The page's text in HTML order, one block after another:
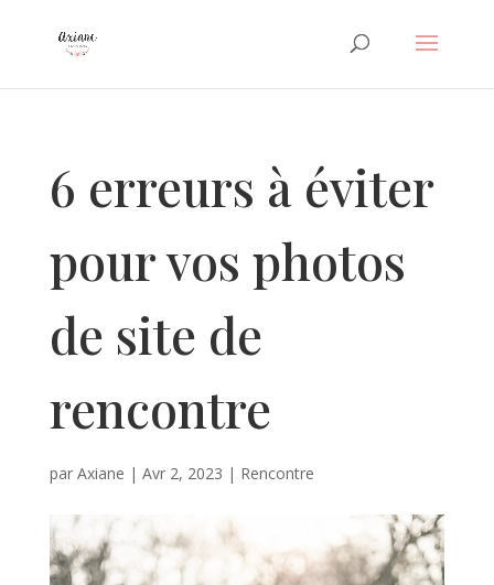
6 erreurs à éviter
pour vos photos
de site de
rencontre
par Axiane | Avr 2, 2023 | Rencontre